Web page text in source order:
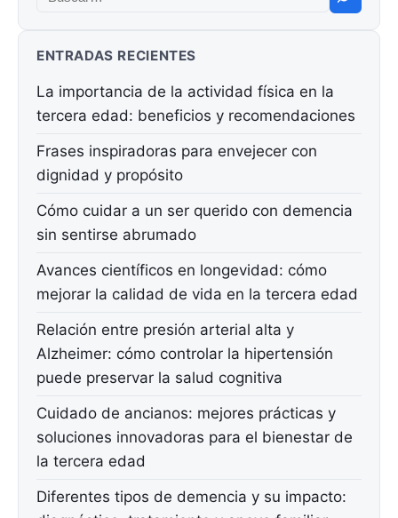
Buscar:
ENTRADAS RECIENTES
La importancia de la actividad física en la
tercera edad: beneficios y recomendaciones
Frases inspiradoras para envejecer con
dignidad y propósito
Cómo cuidar a un ser querido con demencia
sin sentirse abrumado
Avances científicos en longevidad: cómo
mejorar la calidad de vida en la tercera edad
Relación entre presión arterial alta y
Alzheimer: cómo controlar la hipertensión
puede preservar la salud cognitiva
Cuidado de ancianos: mejores prácticas y
soluciones innovadoras para el bienestar de
la tercera edad
Diferentes tipos de demencia y su impacto: